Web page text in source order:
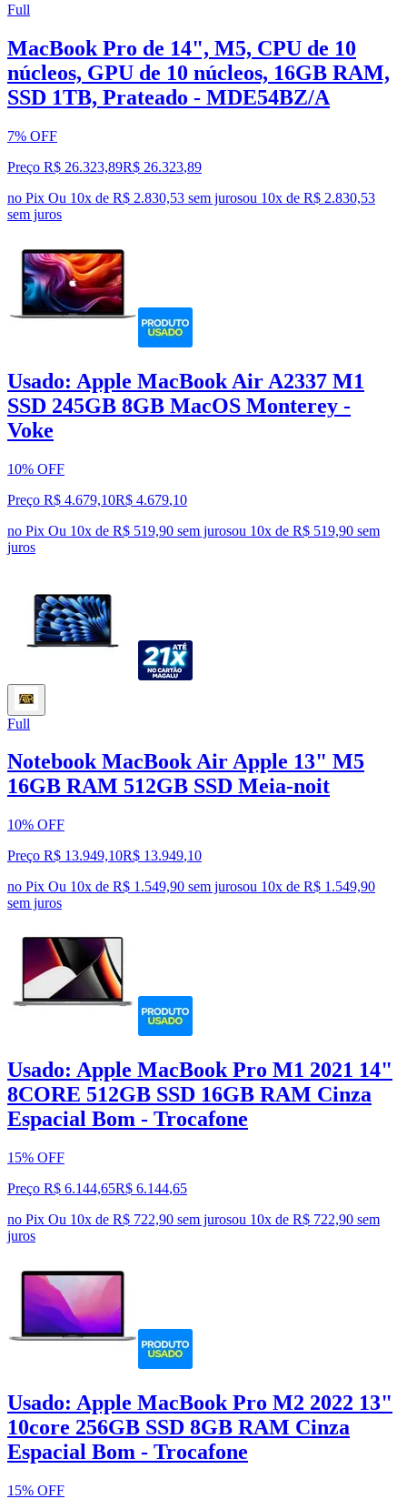
Full
MacBook Pro de 14", M5, CPU de 10
núcleos, GPU de 10 núcleos, 16GB RAM,
SSD 1TB, Prateado - MDE54BZ/A
7% OFF
Preço R$ 26.323,89R$ 26.323,89
no Pix Ou 10x de R$ 2.830,53 sem jurosou 10x de R$ 2.830,53
sem juros
Usado: Apple MacBook Air A2337 M1
SSD 245GB 8GB MacOS Monterey -
Voke
10% OFF
Preço R$ 4.679,10R$ 4.679,10
no Pix Ou 10x de R$ 519,90 sem jurosou 10x de R$ 519,90 sem
juros
Full
Notebook MacBook Air Apple 13" M5
16GB RAM 512GB SSD Meia‑noit
10% OFF
Preço R$ 13.949,10R$ 13.949,10
no Pix Ou 10x de R$ 1.549,90 sem jurosou 10x de R$ 1.549,90
sem juros
Usado: Apple MacBook Pro M1 2021 14"
8CORE 512GB SSD 16GB RAM Cinza
Espacial Bom - Trocafone
15% OFF
Preço R$ 6.144,65R$ 6.144,65
no Pix Ou 10x de R$ 722,90 sem jurosou 10x de R$ 722,90 sem
juros
Usado: Apple MacBook Pro M2 2022 13"
10core 256GB SSD 8GB RAM Cinza
Espacial Bom - Trocafone
15% OFF